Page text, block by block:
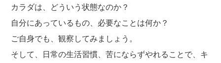
カラダは、どういう状態なのか？
自分にあっているもの、必要なことは何か？
ご自身でも、観察してみましょう。
そして、日常の生活習慣、苦にならずやれることで、キ